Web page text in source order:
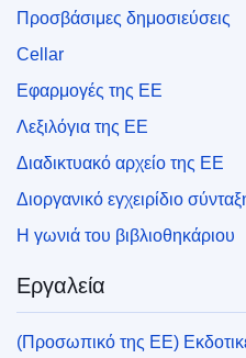
Προσβάσιμες δημοσιεύσεις
Cellar
Εφαρμογές της ΕΕ
Λεξιλόγια της ΕΕ
Διαδικτυακό αρχείο της ΕΕ
Διοργανικό εγχειρίδιο
Η γωνιά του βιβλιοθηκάριου
Εργαλεία
(Προσωπικό της ΕΕ)